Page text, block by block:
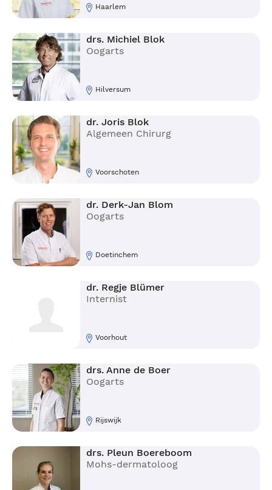
Haarlem
drs. Michiel Blok
Oogarts
Hilversum
dr. Joris Blok
Algemeen Chirurg
Voorschoten
dr. Derk-Jan Blom
Oogarts
Doetinchem
dr. Regje Blümer
Internist
Voorhout
drs. Anne de Boer
Oogarts
Rijswijk
drs. Pleun Boereboom
Mohs-dermatoloog